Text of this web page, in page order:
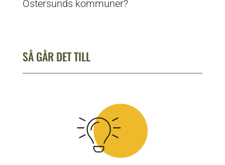
Östersunds kommuner?
SÅ GÅR DET TILL